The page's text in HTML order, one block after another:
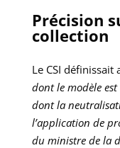
Précision
collection
Le CSI définissait
dont le modèle
dont la
l’application de
du ministre de la